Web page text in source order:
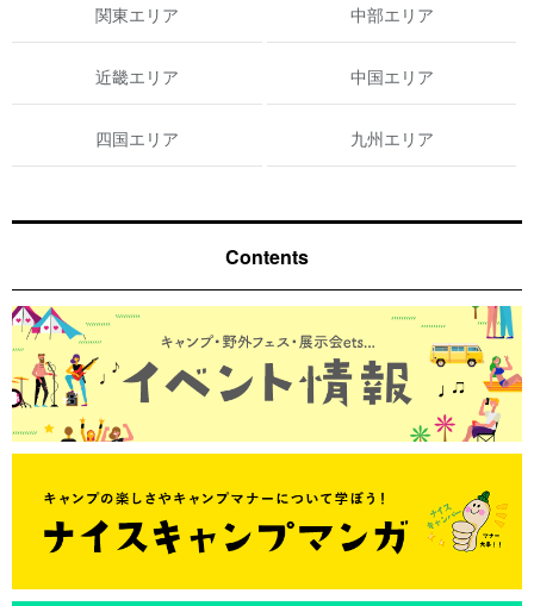
関東エリア 中部エリア
近畿エリア 中国エリア
四国エリア 九州エリア
Contents